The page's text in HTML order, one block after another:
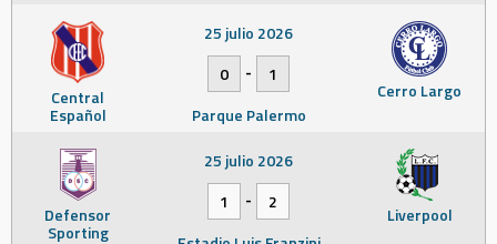
Central
Español
Cerro Largo
25 julio 2026
0
-
1
Parque Palermo
Defensor
Sporting
Liverpool
25 julio 2026
1
-
2